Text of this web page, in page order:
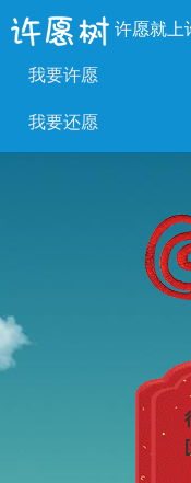
许愿就上
我要许愿
我要还愿